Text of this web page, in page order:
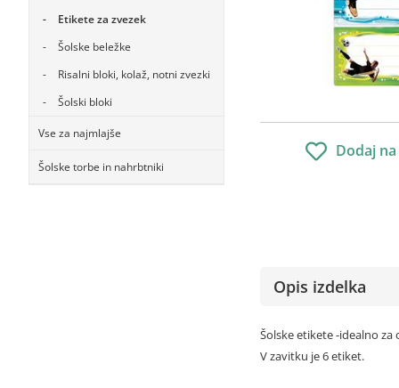
Etikete za zvezek
Šolske beležke
Risalni bloki, kolaž, notni zvezki
Šolski bloki
Vse za najmlajše
Šolske torbe in nahrbtniki
Dodaj
Opis izdelka
Šolske etikete -idealno
V zavitku je 6 etiket.